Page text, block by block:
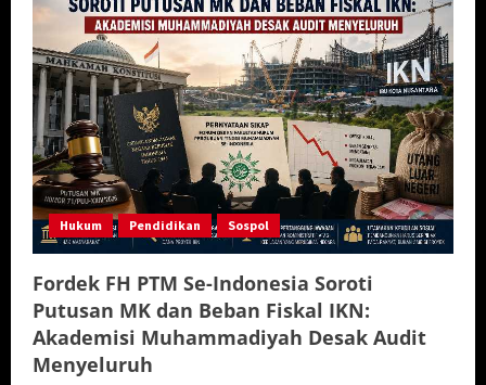
Hukum Pendidikan Sospol
Fordek FH PTM Se-Indonesia Soroti
Putusan MK dan Beban Fiskal IKN:
Akademisi Muhammadiyah Desak Audit
Menyeluruh